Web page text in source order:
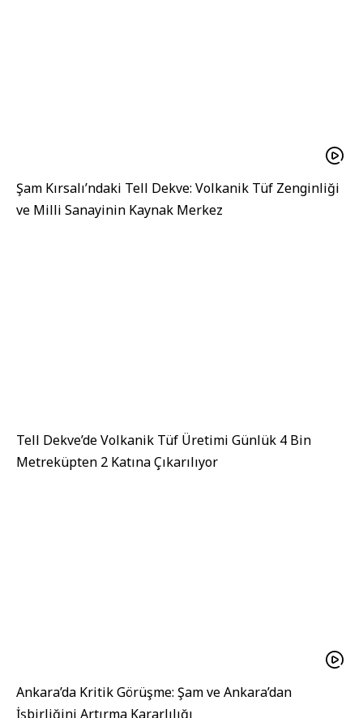
Şam Kırsalı’ndaki Tell Dekve: Volkanik Tüf Zenginliği
ve Milli Sanayinin Kaynak Merkez
Tell Dekve’de Volkanik Tüf Üretimi Günlük 4 Bin
Metreküpten 2 Katına Çıkarılıyor
Ankara’da Kritik Görüşme: Şam ve Ankara’dan
İşbirliğini Artırma Kararlılığı